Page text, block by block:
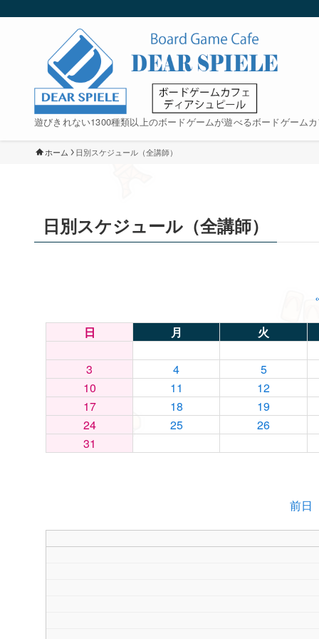
遊びきれない1300種類以上のボードゲームが遊べるボードゲーム
ホーム 日別スケジュール（全講師）
日別スケジュール（全講師）
日 月 火
3 4
5
10
11
12
17
18
19
24
25
26
31
前日